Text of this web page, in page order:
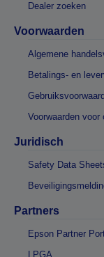
Dealer zoeken
Voorwaarden
Algemene
Betalings- en
Voorwaarden voor
Juridisch
Safety Data
Partners
Epson Partner
LPGA